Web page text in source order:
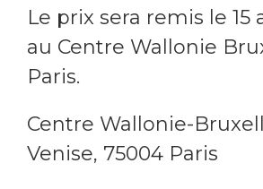
Le prix sera remis le 15
au Centre Wallonie
Paris.
Centre Wallonie-
Venise, 75004 Paris